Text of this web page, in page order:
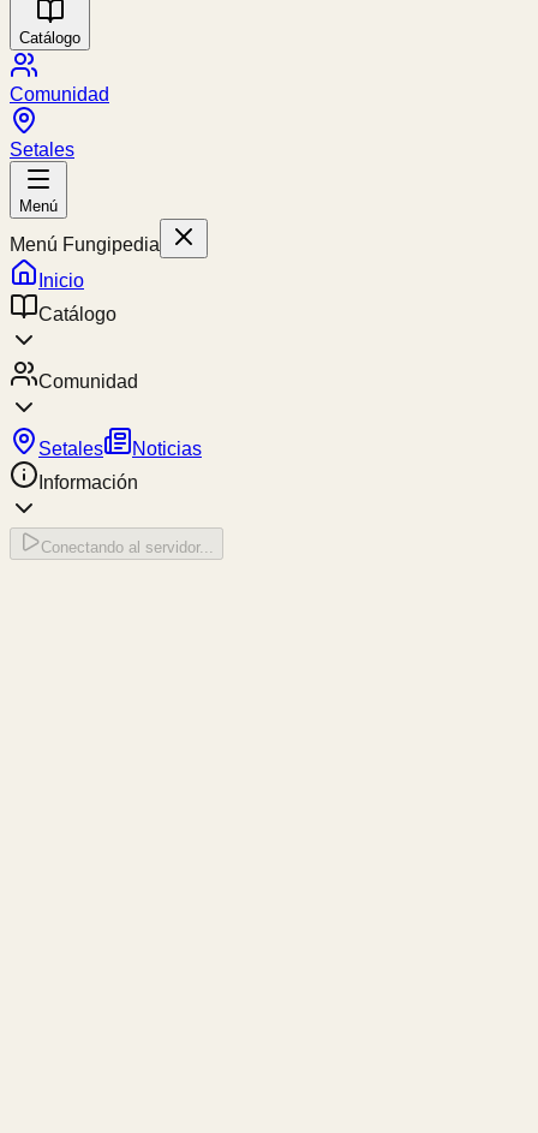
Catálogo
Comunidad
Setales
Menú
Menú Fungipedia
Inicio
Catálogo
Comunidad
Setales
Noticias
Información
Conectando al servidor...